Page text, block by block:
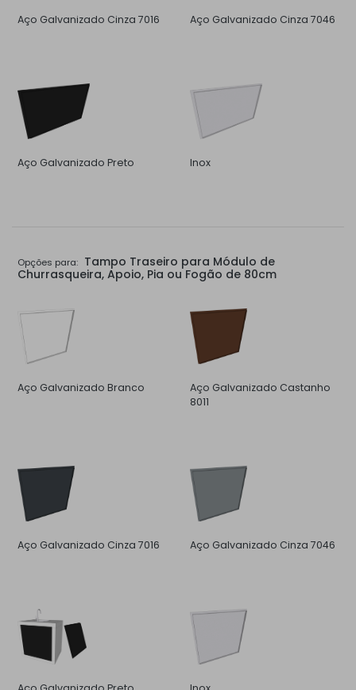
Aço Galvanizado Cinza 7016 Aço Galvanizado Cinza 7046
Aço Galvanizado Preto Inox
Opções para: Tampo Traseiro para Módulo de
Churrasqueira, Apoio, Pia ou Fogão de 80cm
Aço Galvanizado Branco
Aço Galvanizado Castanho
8011
Aço Galvanizado Cinza 7016 Aço Galvanizado Cinza 7046